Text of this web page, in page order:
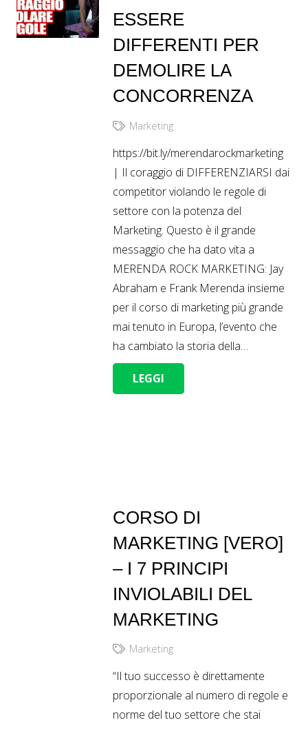
ESSERE
DIFFERENTI PER
DEMOLIRE LA
CONCORRENZA
Marketing
https://bit.ly/merendarockmarketing
| Il coraggio di DIFFERENZIARSI dai
competitor violando le regole di
settore con la potenza del
Marketing. Questo è il grande
messaggio che ha dato vita a
MERENDA ROCK MARKETING: Jay
Abraham e Frank Merenda insieme
per il corso di marketing più grande
mai tenuto in Europa, l’evento che
ha cambiato la storia della…
LEGGI
CORSO DI
MARKETING [VERO]
– I 7 PRINCIPI
INVIOLABILI DEL
MARKETING
Marketing
“Il tuo successo è direttamente
proporzionale al numero di regole e
norme del tuo settore che stai